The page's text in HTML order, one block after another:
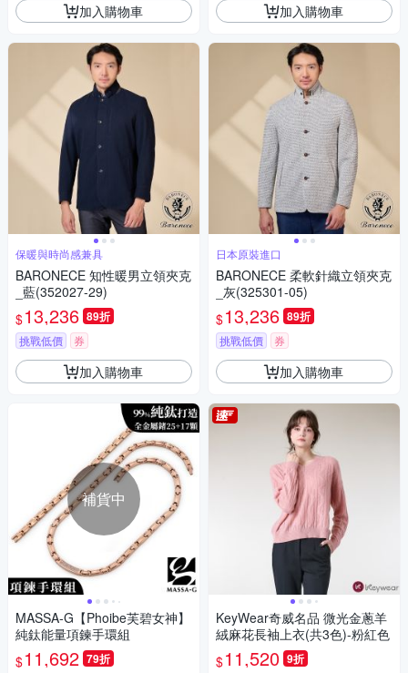
加入購物車
保暖與時尚感兼具
BARONECE 知性暖男立領夾克
_藍(352027-29)
$13,236 89折
挑戰低價 券
加入購物車
補貨中
MASSA-G【Phoibe芙碧女神】
純鈦能量項鍊手環組
$11,692 79折
加入購物車
日本原裝進口
BARONECE 柔軟針織立領夾克
_灰(325301-05)
$13,236 89折
挑戰低價 券
加入購物車
KeyWear奇威名品 微光金蔥羊
絨麻花長袖上衣(共3色)-粉紅色
$11,520 9折